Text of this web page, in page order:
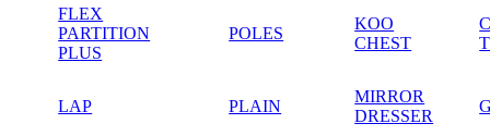
FLEX
PARTITION
PLUS
POLES
KOO
CHEST
LAP PLAIN
MIRROR
DRESSER